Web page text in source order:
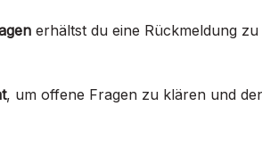
erhältst du eine Rückmeldung zu
, um offene Fragen zu klären und